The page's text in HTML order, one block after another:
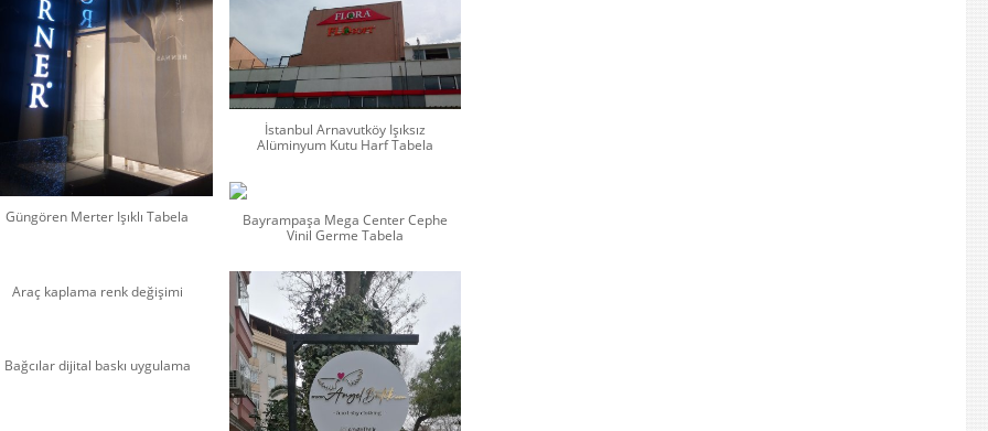
Güngören Merter Işıklı Tabela
İstanbul Arnavutköy Işıksız
Alüminyum Kutu Harf Tabela
Bayrampaşa Mega Center Cephe
Vinil Germe Tabela
Araç kaplama renk değişimi
Bağcılar dijital baskı uygulama